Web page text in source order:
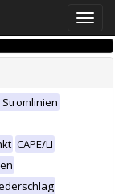
Toggle
CAPE/LI